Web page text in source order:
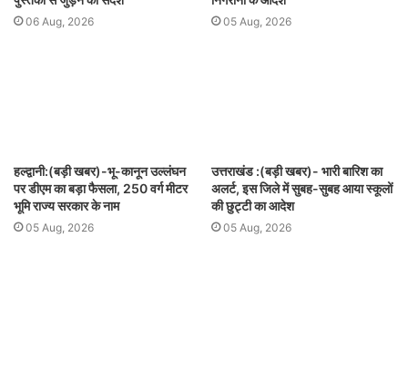
06 Aug, 2026 05 Aug, 2026
हल्द्वानी:(बड़ी खबर)-भू-कानून उल्लंघन
पर डीएम का बड़ा फैसला, 250 वर्ग मीटर
भूमि राज्य सरकार के नाम
05 Aug, 2026
उत्तराखंड :(बड़ी खबर)- भारी बारिश का
अलर्ट, इस जिले में सुबह-सुबह आया स्कूलों
की छुट्टी का आदेश
05 Aug, 2026